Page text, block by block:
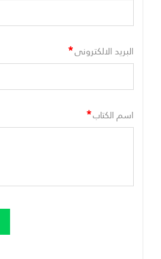
البريد الالكترونى*
اسم الكتاب*